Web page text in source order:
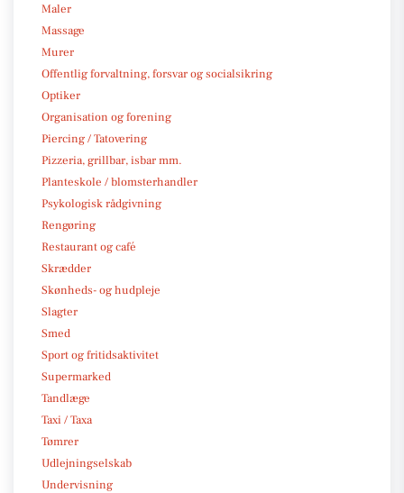
Maler
Massage
Murer
Offentlig forvaltning, forsvar og socialsikring
Optiker
Organisation og forening
Piercing / Tatovering
Pizzeria, grillbar, isbar mm.
Planteskole / blomsterhandler
Psykologisk rådgivning
Rengøring
Restaurant og café
Skrædder
Skønheds- og hudpleje
Slagter
Smed
Sport og fritidsaktivitet
Supermarked
Tandlæge
Taxi / Taxa
Tømrer
Udlejningselskab
Undervisning